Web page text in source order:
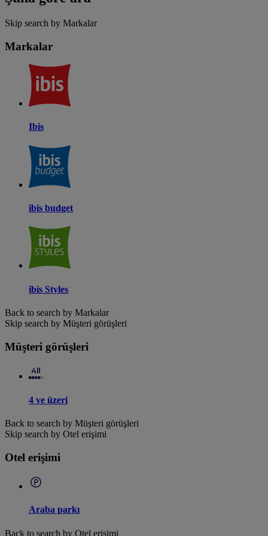
Skip search by Markalar
Markalar
Ibis
ibis budget
ibis Styles
Back to search by Markalar
Skip search by Müşteri görüşleri
Müşteri görüşleri
4 ve üzeri
Back to search by Müşteri görüşleri
Skip search by Otel erişimi
Otel erişimi
Araba parkı
Back to search by Otel erişimi